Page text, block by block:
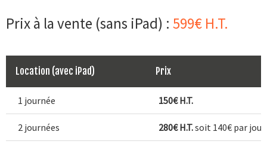
Prix à la vente (sans iPad) : 599€ H.T.
Location (avec iPad) Prix
1 journée 150€ H.T.
2 journées 280€ H.T.soit 140€ par jour